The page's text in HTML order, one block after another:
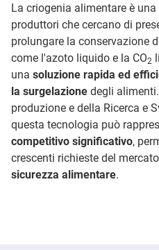
La criogenia alimentare è una
produttori che cercano di
prolungare la conservazione
come l'azoto liquido e la CO2
una soluzione rapida ed
la surgelazione degli
produzione e della Ricerca e
questa tecnologia può
competitivo significativo,
crescenti richieste del
sicurezza alimentare.